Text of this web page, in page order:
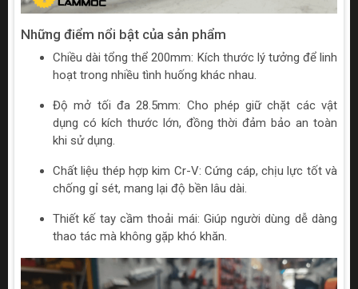
Những điểm nổi bật của sản phẩm
Chiều dài tổng thể 200mm: Kích thước lý tưởng để linh
hoạt trong nhiều tình huống khác nhau.
Độ mở tối đa 28.5mm: Cho phép giữ chặt các vật
dụng có kích thước lớn, đồng thời đảm bảo an toàn
khi sử dụng.
Chất liệu thép hợp kim Cr-V: Cứng cáp, chịu lực tốt và
chống gỉ sét, mang lại độ bền lâu dài.
Thiết kế tay cầm thoải mái: Giúp người dùng dễ dàng
thao tác mà không gặp khó khăn.